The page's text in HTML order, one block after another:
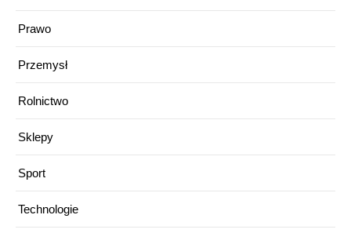
Prawo
Przemysł
Rolnictwo
Sklepy
Sport
Technologie